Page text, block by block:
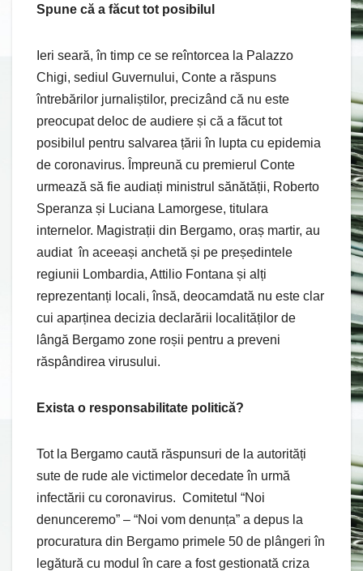
Spune că a făcut tot posibilul
Ieri seară, în timp ce se reîntorcea la Palazzo
Chigi, sediul Guvernului, Conte a răspuns
întrebărilor jurnaliștilor, precizând că nu este
preocupat deloc de audiere și că a făcut tot
posibilul pentru salvarea țării în lupta cu epidemia
de coronavirus. Împreună cu premierul Conte
urmează să fie audiați ministrul sănătății, Roberto
Speranza și Luciana Lamorgese, titulara
internelor. Magistrații din Bergamo, oraș martir, au
audiat în aceeași anchetă și pe președintele
regiunii Lombardia, Attilio Fontana și alți
reprezentanți locali, însă, deocamdată nu este clar
cui aparținea decizia declarării localităților de
lângă Bergamo zone roșii pentru a preveni
răspândirea virusului.
Exista o responsabilitate politică?
Tot la Bergamo caută răspunsuri de la autorități
sute de rude ale victimelor decedate în urmă
infectării cu coronavirus. Comitetul “Noi
denunceremo” – “Noi vom denunța” a depus la
procuratura din Bergamo primele 50 de plângeri în
legătură cu modul în care a fost gestionată criza